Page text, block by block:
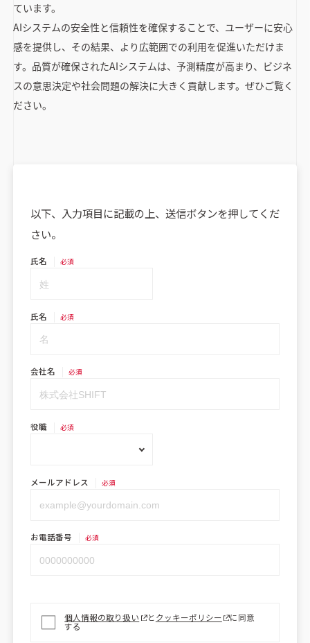
ています。
AIシステムの安全性と信頼性を確保することで、ユーザーに安心
感を提供し、その結果、より広範囲での利用を促進いただけま
す。品質が確保されたAIシステムは、予測精度が高まり、ビジネ
スの意思決定や社会問題の解決に大きく貢献します。ぜひご覧く
ださい。